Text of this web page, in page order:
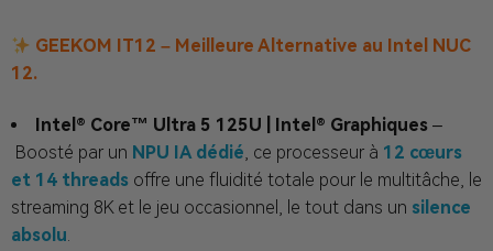
GEEKOM IT12 – Meilleure Alternative au Intel NUC
12.
Intel® Core™ Ultra 5 125U | Intel® Graphiques –
Boosté par un NPU IA dédié, ce processeur à 12 cœurs
et 14 threads offre une fluidité totale pour le multitâche, le
streaming 8K et le jeu occasionnel, le tout dans un silence
absolu.